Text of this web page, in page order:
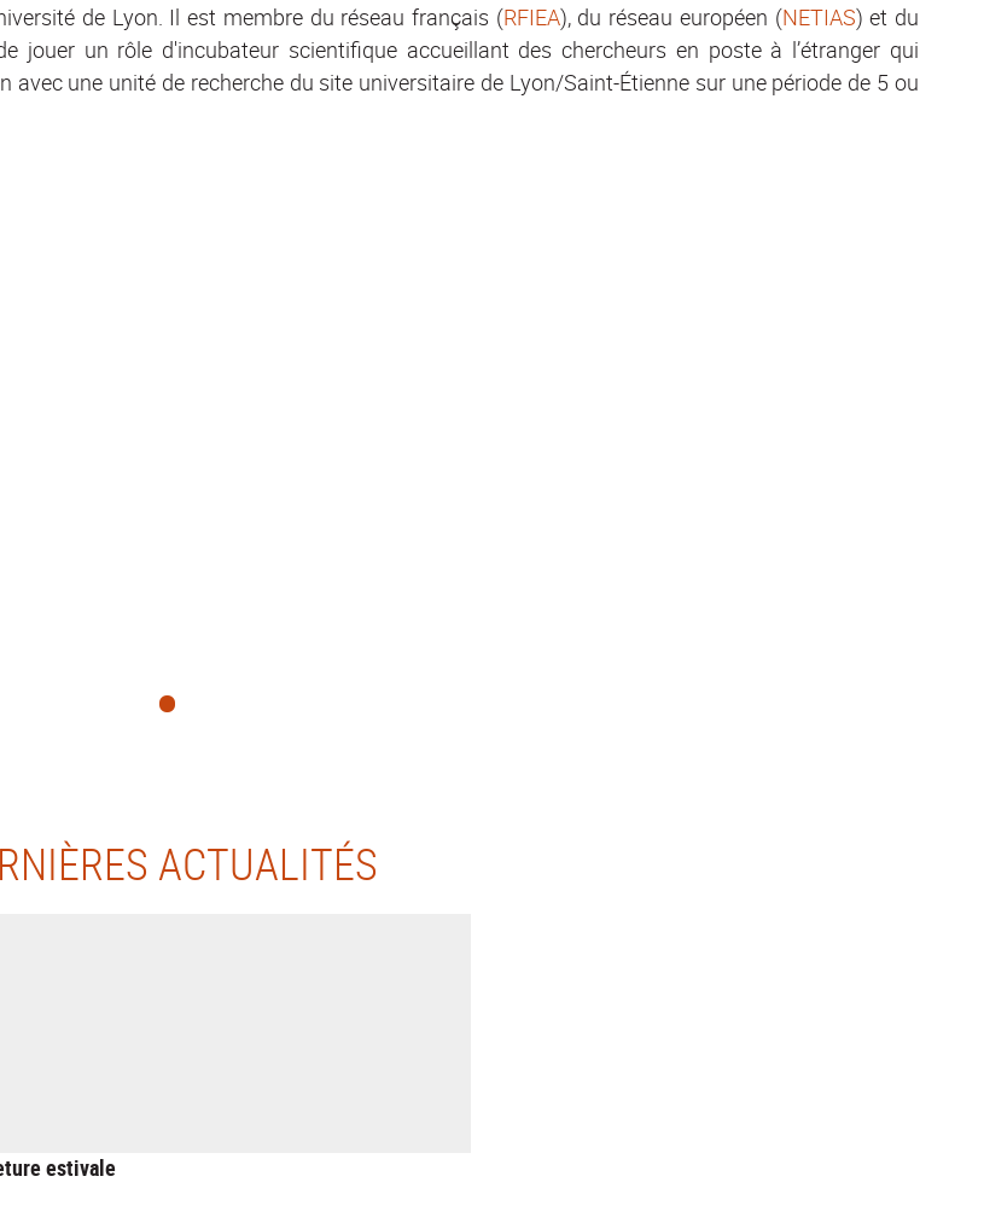
de Lyon. Il est membre du réseau français (RFIEA), du réseau européen (NETIAS) et du
jouer un rôle d'incubateur scientifique accueillant des chercheurs en poste à l’étranger qui
une unité de recherche du site universitaire de Lyon/Saint-Étienne sur une période de 5 ou
ACTUALITÉS
estivale